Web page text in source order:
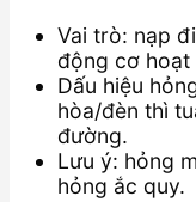
Vai trò: nạp
động cơ hoạt
Dấu hiệu
hòa/đèn thì
đường.
Lưu ý: hỏng
hỏng ắc quy.